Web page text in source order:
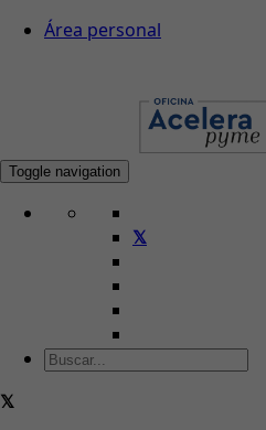
Área personal
Toggle navigation